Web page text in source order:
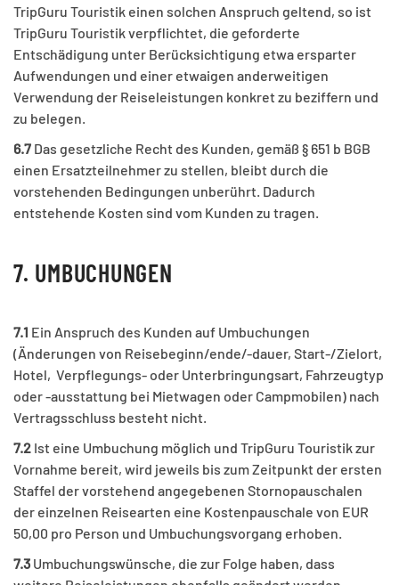
TripGuru Touristik einen solchen Anspruch geltend, so ist
TripGuru Touristik verpflichtet, die geforderte
Entschädigung unter Berücksichtigung etwa ersparter
Aufwendungen und einer etwaigen anderweitigen
Verwendung der Reiseleistungen konkret zu beziffern und
zu belegen.
6.7 Das gesetzliche Recht des Kunden, gemäß § 651 b BGB
einen Ersatzteilnehmer zu stellen, bleibt durch die
vorstehenden Bedingungen unberührt. Dadurch
entstehende Kosten sind vom Kunden zu tragen.
7. UMBUCHUNGEN
7.1 Ein Anspruch des Kunden auf Umbuchungen
(Änderungen von Reisebeginn/ende/-dauer, Start-/Zielort,
Hotel, Verpflegungs- oder Unterbringungsart, Fahrzeugtyp
oder -ausstattung bei Mietwagen oder Campmobilen) nach
Vertragsschluss besteht nicht.
7.2 Ist eine Umbuchung möglich und TripGuru Touristik zur
Vornahme bereit, wird jeweils bis zum Zeitpunkt der ersten
Staffel der vorstehend angegebenen Stornopauschalen
der einzelnen Reisearten eine Kostenpauschale von EUR
50,00 pro Person und Umbuchungsvorgang erhoben.
7.3 Umbuchungswünsche, die zur Folge haben, dass